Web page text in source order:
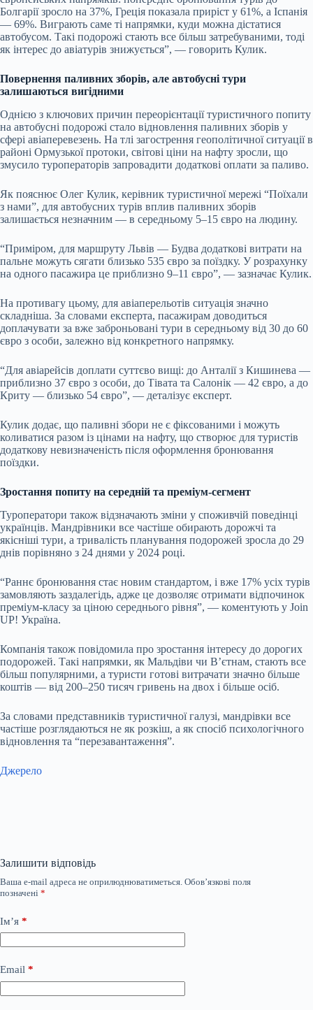
Болгарії зросло на 37%, Греція показала приріст у 61%, а Іспанія
— 69%. Виграють саме ті напрямки, куди можна дістатися
автобусом. Такі подорожі стають все більш затребуваними, тоді
як інтерес до авіатурів знижується”, — говорить Кулик.
Повернення паливних зборів, але автобусні тури
залишаються вигідними
Однією з ключових причин переорієнтації туристичного попиту
на автобусні подорожі стало відновлення паливних зборів у
сфері авіаперевезень. На тлі загострення геополітичної ситуації в
районі Ормузької протоки, світові ціни на нафту зросли, що
змусило туроператорів запровадити додаткові оплати за паливо.
Як пояснює Олег Кулик, керівник туристичної мережі “Поїхали
з нами”, для автобусних турів вплив паливних зборів
залишається незначним — в середньому 5–15 євро на людину.
“Приміром, для маршруту Львів — Будва додаткові витрати на
пальне можуть сягати близько 535 євро за поїздку. У розрахунку
на одного пасажира це приблизно 9–11 євро”, — зазначає Кулик.
На противагу цьому, для авіаперельотів ситуація значно
складніша. За словами експерта, пасажирам доводиться
доплачувати за вже заброньовані тури в середньому від 30 до 60
євро з особи, залежно від конкретного напрямку.
“Для авіарейсів доплати суттєво вищі: до Анталії з Кишинева —
приблизно 37 євро з особи, до Тівата та Салонік — 42 євро, а до
Криту — близько 54 євро”, — деталізує експерт.
Кулик додає, що паливні збори не є фіксованими і можуть
коливатися разом із цінами на нафту, що створює для туристів
додаткову невизначеність після оформлення бронювання
поїздки.
Зростання попиту на середній та преміум-сегмент
Туроператори також відзначають зміни у споживчій поведінці
українців. Мандрівники все частіше обирають дорожчі та
якісніші тури, а тривалість планування подорожей зросла до 29
днів порівняно з 24 днями у 2024 році.
“Раннє бронювання стає новим стандартом, і вже 17% усіх турів
замовляють заздалегідь, адже це дозволяє отримати відпочинок
преміум-класу за ціною середнього рівня”, — коментують у Join
UP! Україна.
Компанія також повідомила про зростання інтересу до дорогих
подорожей. Такі напрямки, як Мальдіви чи В’єтнам, стають все
більш популярними, а туристи готові витрачати значно більше
коштів — від 200–250 тисяч гривень на двох і більше осіб.
За словами представників туристичної галузі, мандрівки все
частіше розглядаються не як розкіш, а як спосіб психологічного
відновлення та “перезавантаження”.
Джерело
Залишити відповідь
Ваша e-mail адреса не оприлюднюватиметься. Обов’язкові поля
позначені *
Ім’я *
Email *